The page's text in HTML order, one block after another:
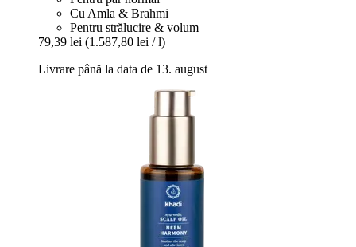
Cu Amla & Brahmi
Pentru strălucire & volum
79,39 lei (1.587,80 lei / l)
Livrare până la data de 13. august